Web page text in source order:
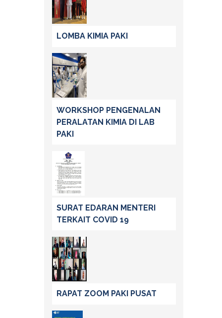
LOMBA KIMIA PAKI
WORKSHOP PENGENALAN
PERALATAN KIMIA DI LAB
PAKI
SURAT EDARAN MENTERI
TERKAIT COVID 19
RAPAT ZOOM PAKI PUSAT